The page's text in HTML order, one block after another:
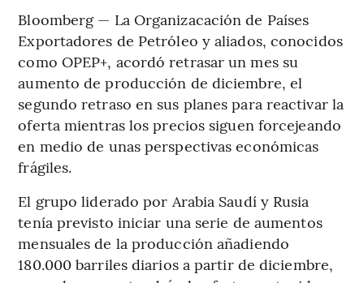
Bloomberg — La Organizacación de Países
Exportadores de Petróleo y aliados, conocidos
como OPEP+, acordó retrasar un mes su
aumento de producción de diciembre, el
segundo retraso en sus planes para reactivar la
oferta mientras los precios siguen forcejeando
en medio de unas perspectivas económicas
frágiles.
El grupo liderado por Arabia Saudí y Rusia
tenía previsto iniciar una serie de aumentos
mensuales de la producción añadiendo
180.000 barriles diarios a partir de diciembre,